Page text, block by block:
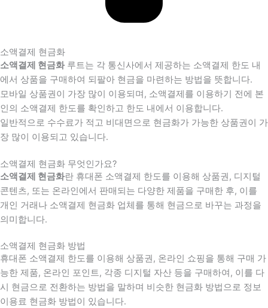
소액결제 현금화
소액결제 현금화루트는 각 통신사에서 제공하는 소액결제 한도 내
에서 상품을 구매하여 되팔아 현금을 마련하는 방법을 뜻합니다.
모바일 상품권이 가장 많이 이용되며, 소액결제를 이용하기 전에 본
인의 소액결제 한도를 확인하고 한도 내에서 이용합니다.
일반적으로 수수료가 적고 비대면으로 현금화가 가능한 상품권이 가
장 많이 이용되고 있습니다.
소액결제 현금화 무엇인가요?
소액결제 현금화란 휴대폰 소액결제 한도를 이용해 상품권, 디지털
콘텐츠, 또는 온라인에서 판매되는 다양한 제품을 구매한 후, 이를
개인 거래나 소액결제 현금화 업체를 통해 현금으로 바꾸는 과정을
의미합니다.
소액결제 현금화 방법
휴대폰 소액결제 한도를 이용해 상품권, 온라인 쇼핑을 통해 구매 가
능한 제품, 온라인 포인트, 각종 디지털 자산 등을 구매하여, 이를 다
시 현금으로 전환하는 방법을 말하며 비슷한 현금화 방법으로 정보
이용료 현금화 방법이 있습니다.